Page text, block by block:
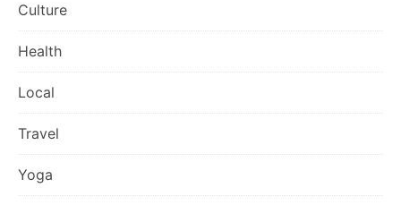
Culture
Health
Local
Travel
Yoga